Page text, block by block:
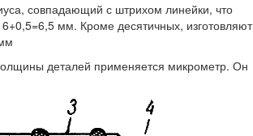
совпадающий с штрихом линейки, что
мм. Кроме десятичных, изготовляют
деталей применяется микрометр. Он